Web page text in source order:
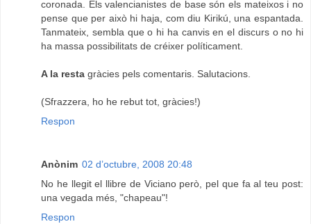
coronada. Els valencianistes de base són els mateixos i no
pense que per això hi haja, com diu Kirikú, una espantada.
Tanmateix, sembla que o hi ha canvis en el discurs o no hi
ha massa possibilitats de créixer políticament.
A la resta gràcies pels comentaris. Salutacions.
(Sfrazzera, ho he rebut tot, gràcies!)
Respon
Anònim 02 d’octubre, 2008 20:48
No he llegit el llibre de Viciano però, pel que fa al teu post:
una vegada més, "chapeau"!
Respon